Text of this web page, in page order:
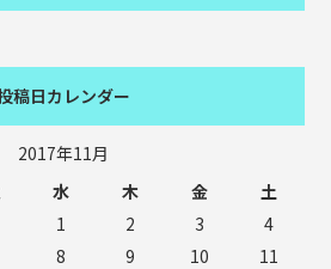
稿日カレンダー
2017年11月
水 木 金
土
1
2 3
4
8 9 10 11